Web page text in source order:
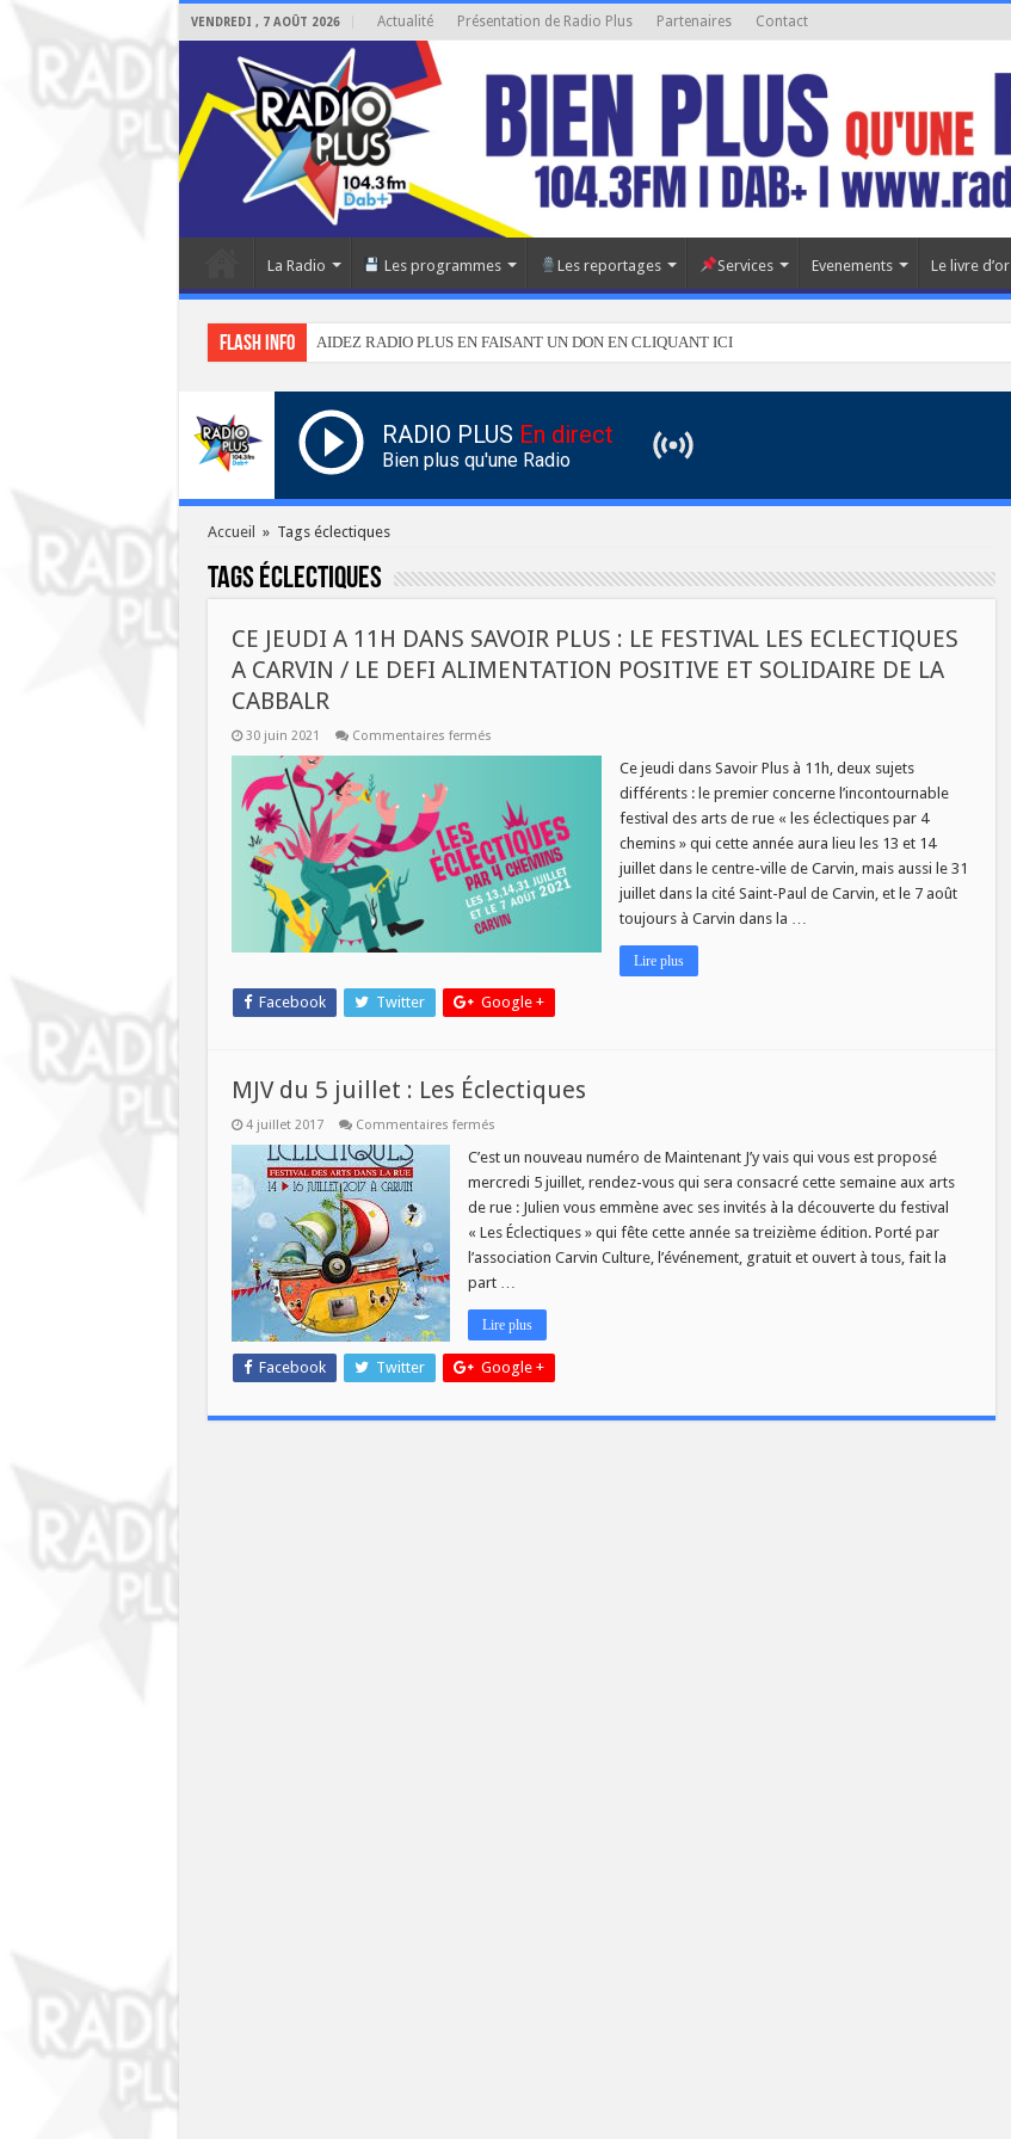
VENDREDI , 7 AOÛT 2026 Actualité Présentation de Radio Plus Partenaires Contact
La Radio Les programmes Les reportages Services Evenements Le livre d’or
Flash info AIDEZ RADIO PLUS EN FAISANT UN DON EN CLIQUANT ICI
RADIO PLUS En direct
Bien plus qu'une Radio
Accueil » Tags éclectiques
Tags éclectiques
CE JEUDI A 11H DANS SAVOIR PLUS : LE FESTIVAL LES ECLECTIQUES
A CARVIN / LE DEFI ALIMENTATION POSITIVE ET SOLIDAIRE DE LA
CABBALR
30 juin 2021 Commentaires ferméssur
11H
DANS
SAVOIR
PLUS
:
LE
FESTIVAL
LES
ECLECTIQUES
A
CARVIN
DEFI
ALIMENTATION
LA
CABBALR
Ce jeudi dans Savoir Plus à 11h, deux sujets
différents : le premier concerne l’incontournable
festival des arts de rue « les éclectiques par 4
chemins » qui cette année aura lieu les 13 et 14
juillet dans le centre-ville de Carvin, mais aussi le 31
juillet dans la cité Saint-Paul de Carvin, et le 7 août
toujours à Carvin dans la …
Lire plus
Facebook Twitter Google +
MJV du 5 juillet : Les Éclectiques
4 juillet 2017 Commentaires ferméssur
du
juillet
:
Les
Éclectiques
C’est un nouveau numéro de Maintenant J’y vais qui vous est proposé
mercredi 5 juillet, rendez-vous qui sera consacré cette semaine aux arts
de rue : Julien vous emmène avec ses invités à la découverte du festival
« Les Éclectiques » qui fête cette année sa treizième édition. Porté par
l’association Carvin Culture, l’événement, gratuit et ouvert à tous, fait la
part …
Lire plus
Facebook Twitter Google +